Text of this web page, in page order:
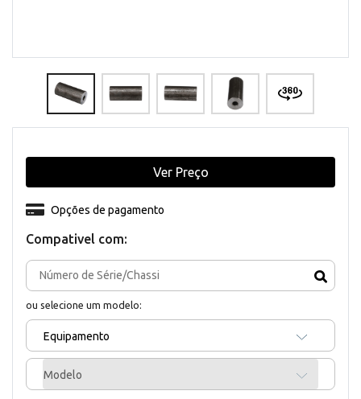
Compativel com:
ou selecione um modelo:
Equipamento
Modelo
Opções de pagamento
Ver Preço